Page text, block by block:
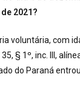
2021?
voluntária, com
§ 1º, inc. III,
do Paraná